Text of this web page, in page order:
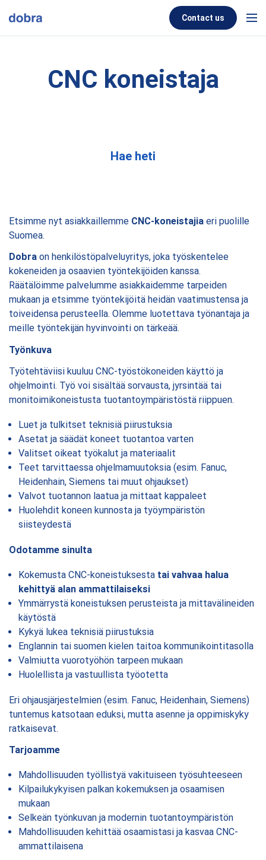
Contact us
CNC koneistaja
Hae heti
Etsimme nyt asiakkaillemme CNC-koneistajia eri puolille
Suomea.
Dobra on henkilöstöpalveluyritys, joka työskentelee
kokeneiden ja osaavien työntekijöiden kanssa.
Räätälöimme palvelumme asiakkaidemme tarpeiden
mukaan ja etsimme työntekijöitä heidän vaatimustensa ja
toiveidensa perusteella. Olemme luotettava työnantaja ja
meille työntekijän hyvinvointi on tärkeää.
Työnkuva
Työtehtäviisi kuuluu CNC-työstökoneiden käyttö ja
ohjelmointi. Työ voi sisältää sorvausta, jyrsintää tai
monitoimikoneistusta tuotantoympäristöstä riippuen.
Luet ja tulkitset teknisiä piirustuksia
Asetat ja säädät koneet tuotantoa varten
Valitset oikeat työkalut ja materiaalit
Teet tarvittaessa ohjelmamuutoksia (esim. Fanuc,
Heidenhain, Siemens tai muut ohjaukset)
Valvot tuotannon laatua ja mittaat kappaleet
Huolehdit koneen kunnosta ja työympäristön
siisteydestä
Odotamme sinulta
Kokemusta CNC-koneistuksesta tai vahvaa halua
kehittyä alan ammattilaiseksi
Ymmärrystä koneistuksen perusteista ja mittavälineiden
käytöstä
Kykyä lukea teknisiä piirustuksia
Englannin tai suomen kielen taitoa kommunikointitasolla
Valmiutta vuorotyöhön tarpeen mukaan
Huolellista ja vastuullista työotetta
Eri ohjausjärjestelmien (esim. Fanuc, Heidenhain, Siemens)
tuntemus katsotaan eduksi, mutta asenne ja oppimiskyky
ratkaisevat.
Tarjoamme
Mahdollisuuden työllistyä vakituiseen työsuhteeseen
Kilpailukykyisen palkan kokemuksen ja osaamisen
mukaan
Selkeän työnkuvan ja modernin tuotantoympäristön
Mahdollisuuden kehittää osaamistasi ja kasvaa CNC-
ammattilaisena